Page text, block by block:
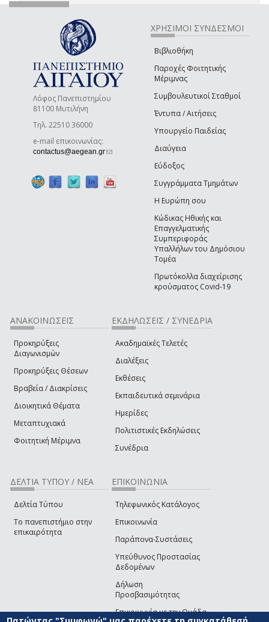
Λόφος Πανεπιστημίου
81100 Μυτιλήνη
Τηλ. 22510 36000
e-mail επικοινωνίας:
contactus@aegean.gr(link sends e-mail)
ΧΡΗΣΙΜΟΙ ΣΥΝΔΕΣΜΟΙ
Βιβλιοθήκη
Παροχές Φοιτητικής
Μέριμνας
Συμβουλευτικοί Σταθμοί
Έντυπα / Αιτήσεις
Υπουργείο Παιδείας
Διαύγεια
Εύδοξος
Συγγράμματα Τμημάτων
Η Ευρώπη σου
Κώδικας Ηθικής και
Επαγγελματικής
Συμπεριφοράς
Υπαλλήλων του Δημόσιου
Τομέα
Πρωτόκολλα διαχείρισης
κρούσματος Covid-19
ΑΝΑΚΟΙΝΩΣΕΙΣ
Προκηρύξεις
Διαγωνισμών
Προκηρύξεις Θέσεων
Βραβεία / Διακρίσεις
Διοικητικά Θέματα
Μεταπτυχιακά
Φοιτητική Μέριμνα
ΕΚΔΗΛΩΣΕΙΣ / ΣΥΝΕΔΡΙΑ
Ακαδημαϊκές Τελετές
Διαλέξεις
Εκθέσεις
Εκπαιδευτικά σεμινάρια
Ημερίδες
Πολιτιστικές Εκδηλώσεις
Συνέδρια
ΔΕΛΤΙΑ ΤΥΠΟΥ / ΝΕΑ
Δελτία Τύπου
Το πανεπιστήμιο στην
επικαιρότητα
ΕΠΙΚΟΙΝΩΝΙΑ
Τηλεφωνικός Κατάλογος
Επικοινωνία
Παράπονα-Συστάσεις
Υπεύθυνος Προστασίας
Δεδομένων
Δήλωση
Προσβασιμότητας
Επικοινωνία με την Ομάδα